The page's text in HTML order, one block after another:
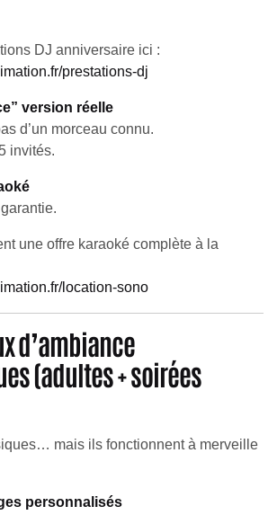
DJ anniversaire ici :
prestations-dj
version réelle
d’un morceau connu.
invités.
une offre karaoké complète à la
location-sono
d’ambiance
(adultes + soirées
mais ils fonctionnent à merveille
personnalisés